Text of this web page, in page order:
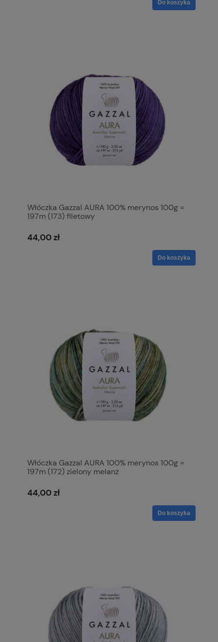
Do koszyka
Włóczka Gazzal AURA 100% merynos 100g =
197m (173) filetowy
44,00 zł
Do koszyka
Włóczka Gazzal AURA 100% merynos 100g =
197m (172) zielony melanż
44,00 zł
Do koszyka